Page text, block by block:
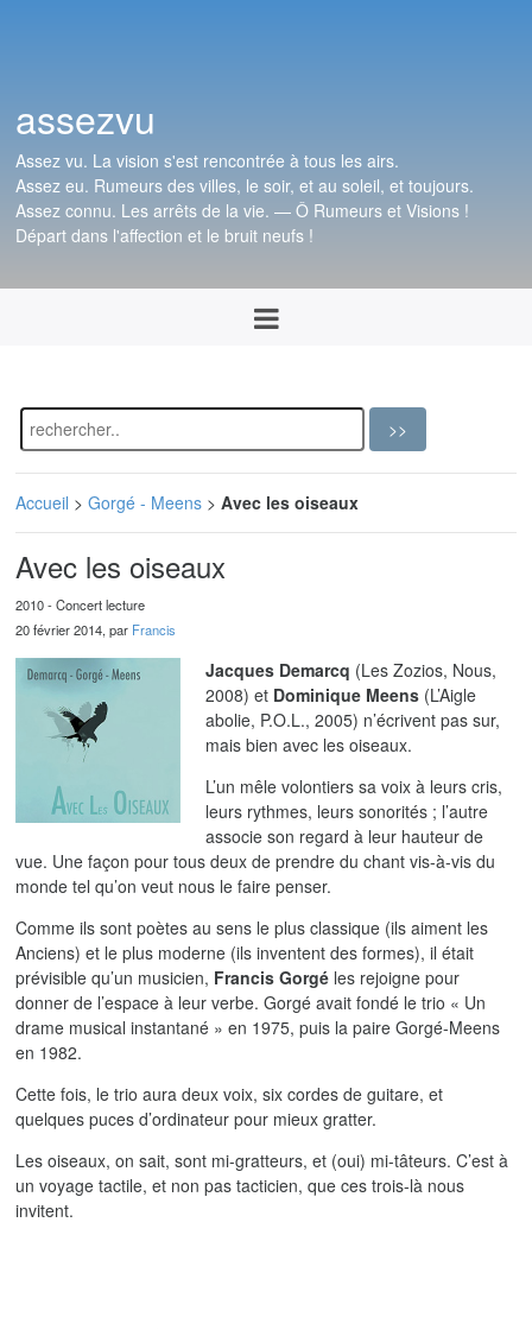
assezvu
Assez vu. La vision s'est rencontrée à tous les airs.
Assez eu. Rumeurs des villes, le soir, et au soleil, et toujours.
Assez connu. Les arrêts de la vie. — Ô Rumeurs et Visions !
Départ dans l'affection et le bruit neufs !
Accueil >Gorgé - Meens >Avec les oiseaux
Avec les oiseaux
2010 - Concert lecture
20 février 2014, par Francis
Jacques Demarcq (Les Zozios, Nous,
2008) et Dominique Meens (L’Aigle
abolie, P.O.L., 2005) n’écrivent pas sur,
mais bien avec les oiseaux.
L’un mêle volontiers sa voix à leurs cris,
leurs rythmes, leurs sonorités ; l’autre
associe son regard à leur hauteur de
vue. Une façon pour tous deux de prendre du chant vis-à-vis du
monde tel qu’on veut nous le faire penser.
Comme ils sont poètes au sens le plus classique (ils aiment les
Anciens) et le plus moderne (ils inventent des formes), il était
prévisible qu’un musicien, Francis Gorgé les rejoigne pour
donner de l’espace à leur verbe. Gorgé avait fondé le trio « Un
drame musical instantané » en 1975, puis la paire Gorgé-Meens
en 1982.
Cette fois, le trio aura deux voix, six cordes de guitare, et
quelques puces d’ordinateur pour mieux gratter.
Les oiseaux, on sait, sont mi-gratteurs, et (oui) mi-tâteurs. C’est à
un voyage tactile, et non pas tacticien, que ces trois-là nous
invitent.